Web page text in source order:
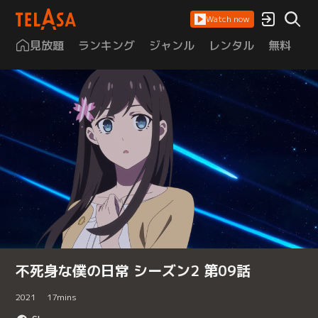
Watch now
見放題 ランキング ジャンル レンタル 無料
不死身な僕の日常 シーズン2 第09話
2021 17mins